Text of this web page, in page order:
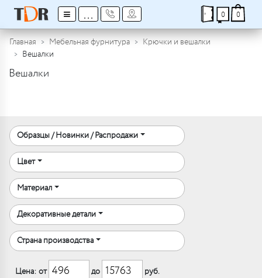
≡ ... 0 0
Главная Мебельная фурнитура
Крючки и вешалки
Вешалки
Вешалки
Образцы / Новинки / Распродажи
Цвет
Материал
Декоративные детали
Страна производства
Цена: от до руб.